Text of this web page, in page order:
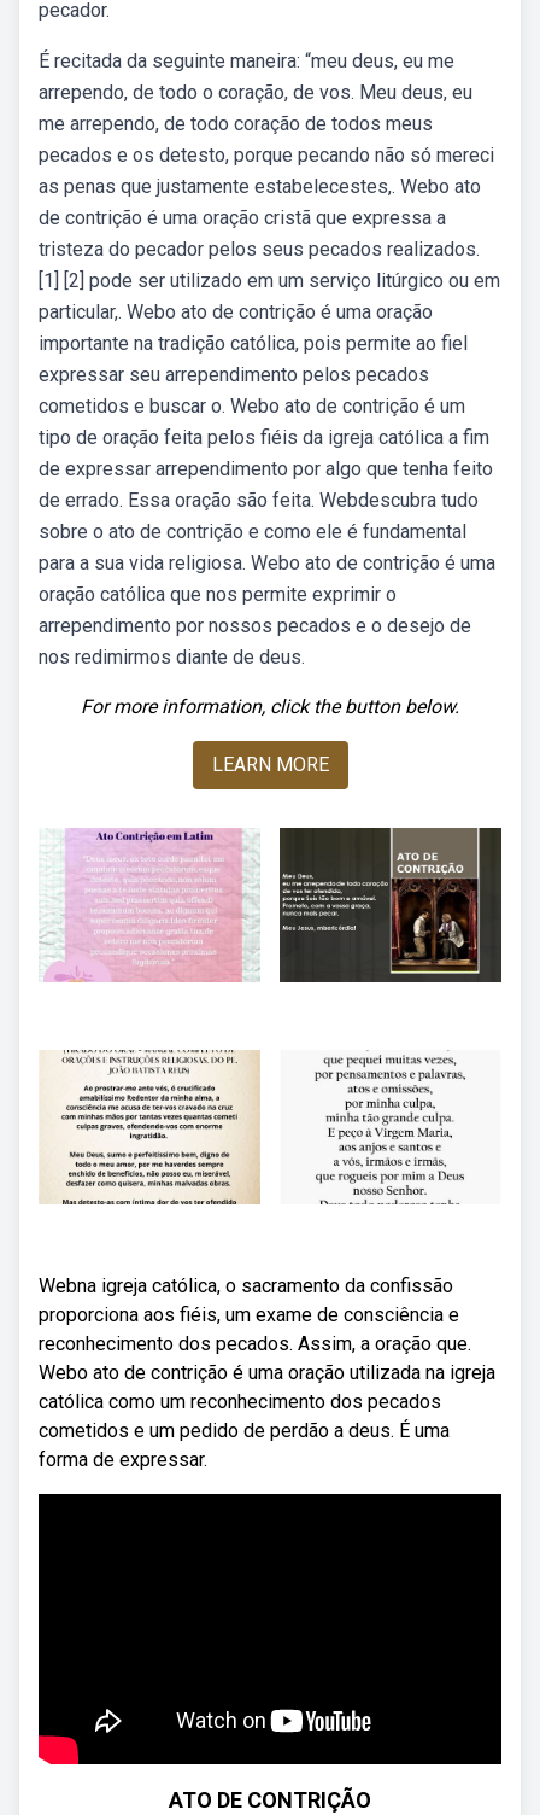
pecador.
É recitada da seguinte maneira: “meu deus, eu me
arrependo, de todo o coração, de vos. Meu deus, eu
me arrependo, de todo coração de todos meus
pecados e os detesto, porque pecando não só mereci
as penas que justamente estabelecestes,. Webo ato
de contrição é uma oração cristã que expressa a
tristeza do pecador pelos seus pecados realizados.
[1] [2] pode ser utilizado em um serviço litúrgico ou em
particular,. Webo ato de contrição é uma oração
importante na tradição católica, pois permite ao fiel
expressar seu arrependimento pelos pecados
cometidos e buscar o. Webo ato de contrição é um
tipo de oração feita pelos fiéis da igreja católica a fim
de expressar arrependimento por algo que tenha feito
de errado. Essa oração são feita. Webdescubra tudo
sobre o ato de contrição e como ele é fundamental
para a sua vida religiosa. Webo ato de contrição é uma
oração católica que nos permite exprimir o
arrependimento por nossos pecados e o desejo de
nos redimirmos diante de deus.
For more information, click the button below.
LEARN MORE
Webna igreja católica, o sacramento da confissão
proporciona aos fiéis, um exame de consciência e
reconhecimento dos pecados. Assim, a oração que.
Webo ato de contrição é uma oração utilizada na igreja
católica como um reconhecimento dos pecados
cometidos e um pedido de perdão a deus. É uma
forma de expressar.
ATO DE CONTRIÇÃO